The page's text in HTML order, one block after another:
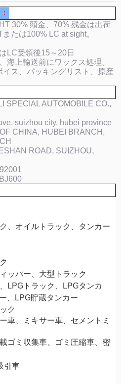
30% 頭金、70% 残金は出荷
たは100% LC at sight。
LC受領後15～20日
海上輸送前にワックス処理。
ス、パッキングリスト、原産
SPECIAL AUTOMOBILE CO.,
suizhou city, hubei province
CHINA, HUBEI BRANCH,
ROAD, SUIZHOU,
、オイルトラック、タンカー
ッパー、大型トラック
LPGトラック、LPGタンカ
、LPG貯蔵タンカー
ク
車、ミキサー車、セメントミ
ゴミ収集車、ゴミ圧縮車、密
引車